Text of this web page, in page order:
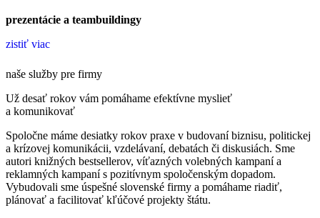
prezentácie a teambuildingy
zistiť viac
naše služby pre firmy
Už desať rokov vám pomáhame efektívne myslieť
a komunikovať
Spoločne máme desiatky rokov praxe v budovaní biznisu, politickej
a krízovej komunikácii, vzdelávaní, debatách či diskusiách. Sme
autori knižných bestsellerov, víťazných volebných kampaní a
reklamných kampaní s pozitívnym spoločenským dopadom.
Vybudovali sme úspešné slovenské firmy a pomáhame riadiť,
plánovať a facilitovať kľúčové projekty štátu.